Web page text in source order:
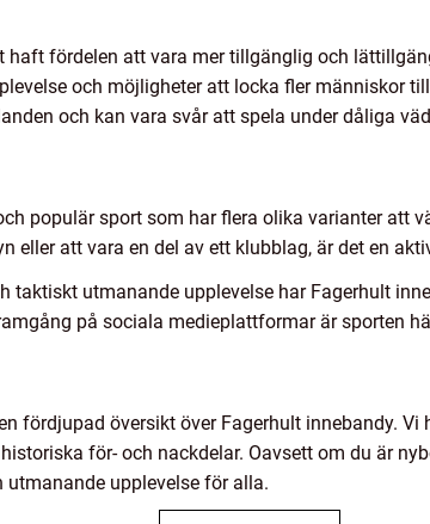
haft fördelen att vara mer tillgänglig och
och möjligheter att locka fler människor
och kan vara svår att spela under dåliga
populär sport som har flera olika varianter att
eller att vara en del av ett klubblag, är det en
taktiskt utmanande upplevelse har Fagerhult
på sociala medieplattformar är sporten
fördjupad översikt över Fagerhult innebandy.
för- och nackdelar. Oavsett om du är
utmanande upplevelse för alla.